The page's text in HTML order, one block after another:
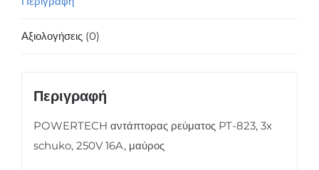
Αξιολογήσεις (0)
Περιγραφή
POWERTECH αντάπτορας ρεύματος PT-823, 3x
schuko, 250V 16A, μαύρος